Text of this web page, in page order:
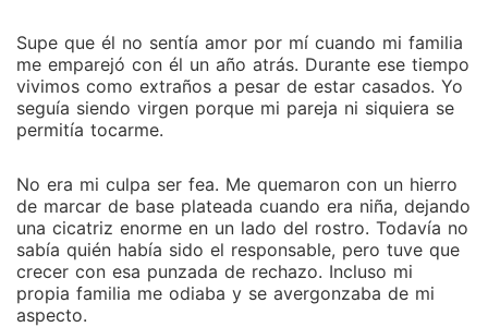
Supe que él no sentía amor por mí cuando mi familia
me emparejó con él un año atrás. Durante ese tiempo
vivimos como extraños a pesar de estar casados. Yo
seguía siendo virgen porque mi pareja ni siquiera se
permitía tocarme.
No era mi culpa ser fea. Me quemaron con un hierro
de marcar de base plateada cuando era niña, dejando
una cicatriz enorme en un lado del rostro. Todavía no
sabía quién había sido el responsable, pero tuve que
crecer con esa punzada de rechazo. Incluso mi
propia familia me odiaba y se avergonzaba de mi
aspecto.